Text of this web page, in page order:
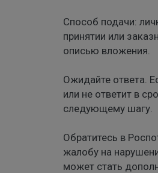
Способ подачи:
принятии или
описью вложения.
Ожидайте ответа.
или не ответит в
следующему шагу.
Обратитесь в
жалобу на
может стать